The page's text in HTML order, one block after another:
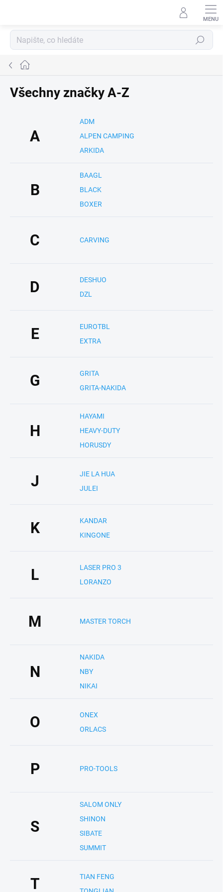
Hledat
Domů
Všechny značky A-Z
A
ADM
ALPEN CAMPING
ARKIDA
B
BAAGL
BLACK
BOXER
C CARVING
D
DESHUO
DZL
E
EUROTBL
EXTRA
G
GRITA
GRITA-NAKIDA
H
HAYAMI
HEAVY-DUTY
HORUSDY
J
JIE LA HUA
JULEI
K
KANDAR
KINGONE
L
LASER PRO 3
LORANZO
M MASTER TORCH
N
NAKIDA
NBY
NIKAI
O
ONEX
ORLACS
P PRO-TOOLS
S
SALOM ONLY
SHINON
SIBATE
SUMMIT
T
TIAN FENG